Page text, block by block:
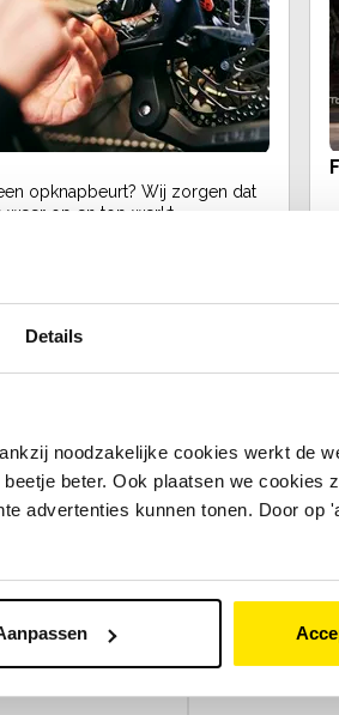
Details
noodzakelijke cookies werkt de
beter. Ook plaatsen we cookies
advertenties kunnen tonen. Door op
opknapbeurt? Wij zorgen dat
weer op en top werkt.
FamilyNext
Gratis regenhuif